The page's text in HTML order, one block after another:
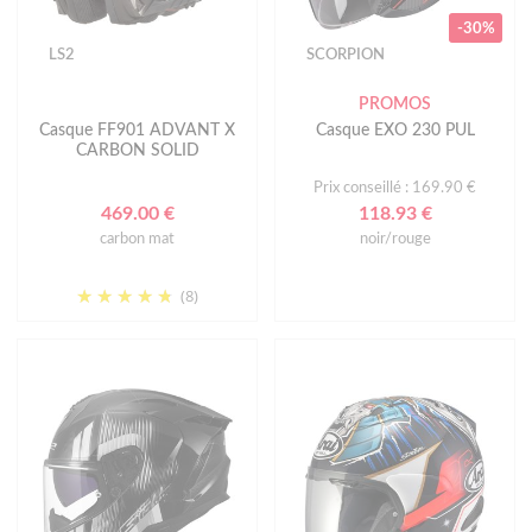
LS2
Casque FF901 ADVANT X
CARBON SOLID
469.00 €
carbon mat
(8)
-30%
SCORPION
PROMOS
Casque EXO 230 PUL
Prix conseillé : 169.90 €
118.93 €
noir/rouge